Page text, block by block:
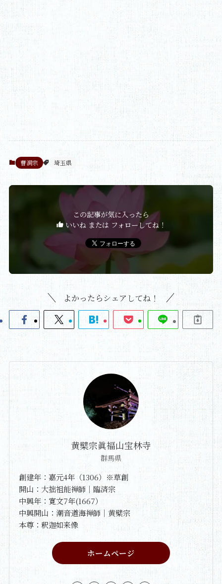
曹洞宗 埼玉県
この記事が気に入ったら
いいね または フォローしてね！
よかったらシェアしてね！
黄檗宗眞福山宝林寺
群馬県
創建年：嘉元4年（1306）※草創
開山：大拙祖能禅師｜臨済宗
中興年：寛文7年(1667）
中興開山：潮音道海禅師｜黄檗宗
本尊：釈迦如来像
ホームページ